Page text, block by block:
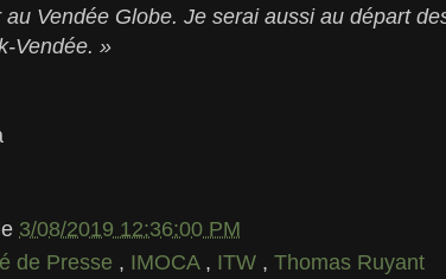
Vendée Globe. Je serai aussi au départ
Vendée. »
3/08/2019 12:36:00 PM
de Presse , IMOCA , ITW , Thomas Ruyant